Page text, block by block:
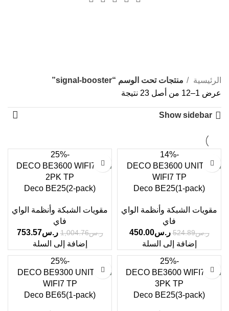
الرئيسية
منتجات تحت الوسم “signal-booster”
عرض 1–12 من أصل 23 نتيجة
Show sidebar
-14%
Deco BE25(1-pack)
مقويات الشبكة وأنظمة الواي
فاي
ر.س524.89 ر.س450.00
إضافة إلى السلة
-25%
Deco BE25(2-pack)
مقويات الشبكة وأنظمة الواي
فاي
ر.س1,004.76 ر.س753.57
إضافة إلى السلة
-25%
Deco BE25(3-pack)
-25%
Deco BE65(1-pack)